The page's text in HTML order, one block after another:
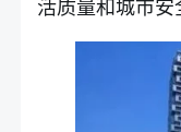
活质量和城市安